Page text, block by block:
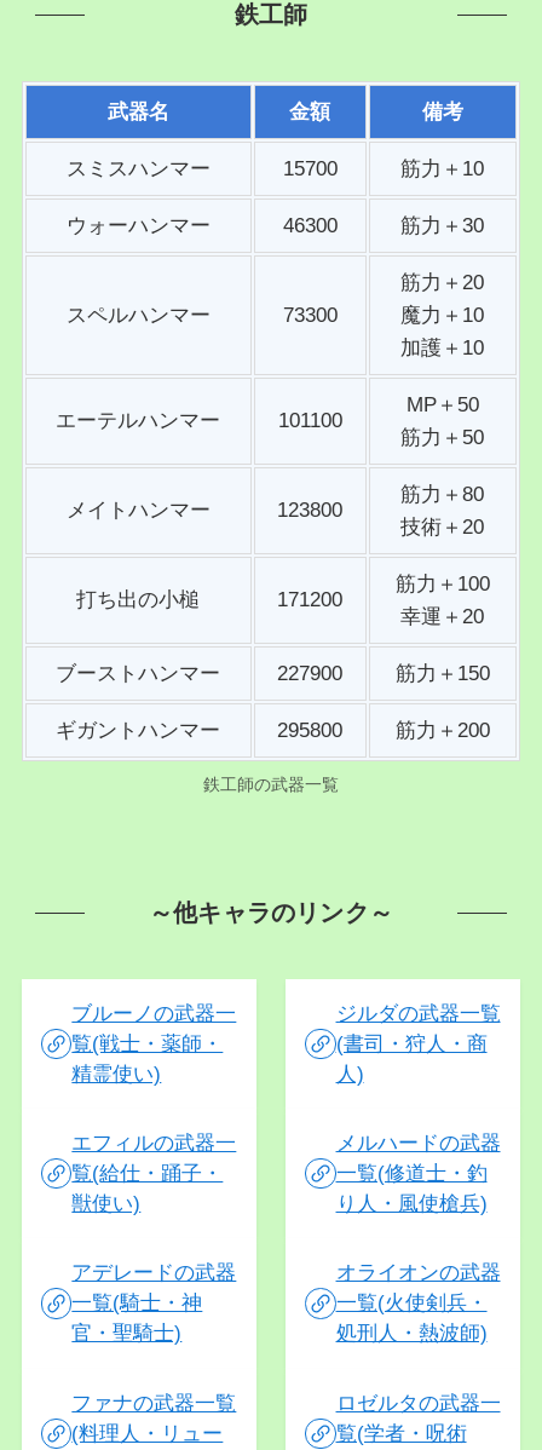
鉄工師
武器名 金額 備考
スミスハンマー 15700 筋力＋10
ウォーハンマー 46300 筋力＋30
スペルハンマー 73300
筋力＋20
魔力＋10
加護＋10
エーテルハンマー 101100
MP＋50
筋力＋50
メイトハンマー 123800
筋力＋80
技術＋20
打ち出の小槌 171200
筋力＋100
幸運＋20
ブーストハンマー 227900 筋力＋150
ギガントハンマー 295800 筋力＋200
鉄工師の武器一覧
～他キャラのリンク～
ブルーノの武器一
覧(戦士・薬師・
精霊使い)
ジルダの武器一覧
(書司・狩人・商
人)
エフィルの武器一
覧(給仕・踊子・
獣使い)
メルハードの武器
一覧(修道士・釣
り人・風使槍兵)
アデレードの武器
一覧(騎士・神
官・聖騎士)
オライオンの武器
一覧(火使剣兵・
処刑人・熱波師)
ファナの武器一覧
(料理人・リュー
ロゼルタの武器一
覧(学者・呪術